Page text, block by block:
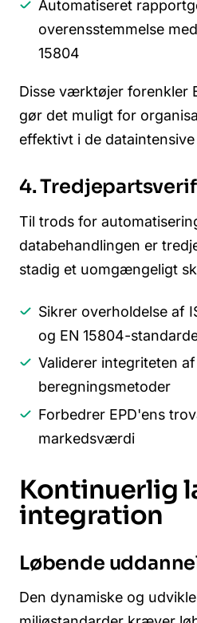
Automatiseret
overensstemmelse
15804
Disse værktøjer forenkler
gør det muligt for
effektivt i de
4.
Til trods for
databehandlingen er
stadig et uomgængeligt
Sikrer overholdelse af
og EN 15804-
Validerer integriteten
beregningsmetoder
Forbedrer EPD'ens
markedsværdi
Kontinuerlig
integration
Løbende
Den dynamiske og